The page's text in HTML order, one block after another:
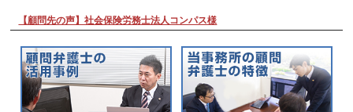
【顧問先の声】社会保険労務士法人コンパス様